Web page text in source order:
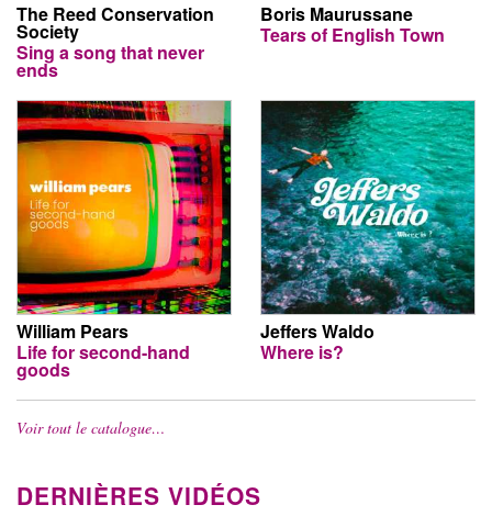
The Reed Conservation
Society
Sing a song that never
ends
Boris Maurussane
Tears of English Town
William Pears
Life for second-hand
goods
Jeffers Waldo
Where is?
Voir tout le catalogue…
DERNIÈRES VIDÉOS